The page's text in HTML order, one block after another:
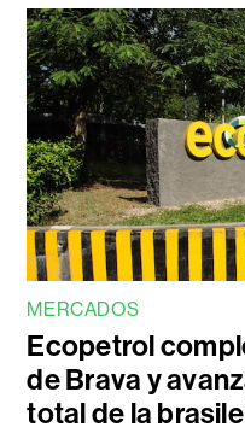
MERCADOS
Ecopetrol
de Brava y
total de la